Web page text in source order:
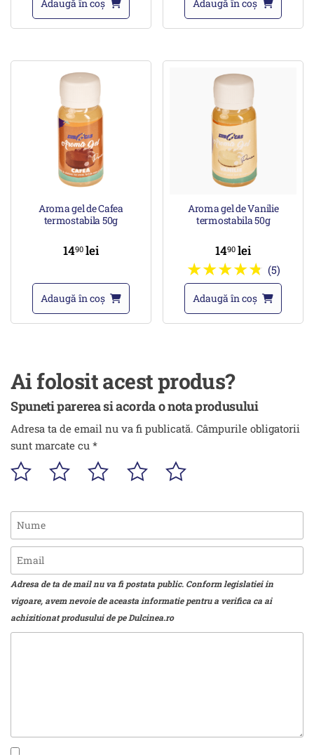
Adaugă în coș Adaugă în coș
Aroma gel de Cafea
termostabila 50g
1490 lei
Adaugă în coș
Aroma gel de Vanilie
termostabila 50g
1490lei
(5)
Adaugă în coș
Ai folosit acest produs?
Spuneti parerea si acorda o nota produsului
Adresa ta de email nu va fi publicată. Câmpurile obligatorii
sunt marcate cu *
Adresa de ta de mail nu va fi postata public. Conform legislatiei in
vigoare, avem nevoie de aceasta informatie pentru a verifica ca ai
achizitionat produsului de pe Dulcinea.ro